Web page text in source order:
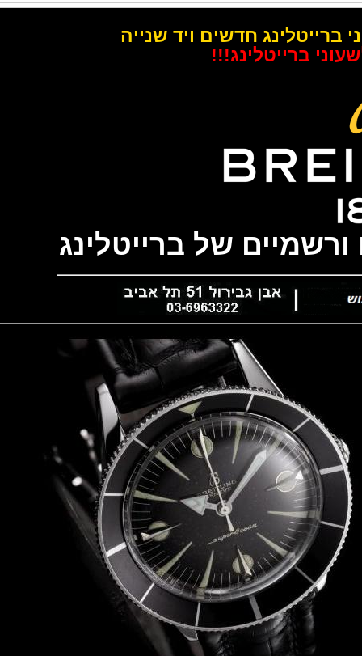
חדשים ויד שנייה
ברייטלינג!!!
של ברייטלינג